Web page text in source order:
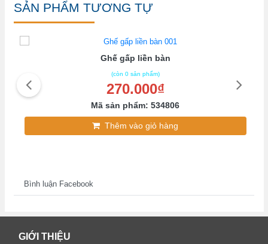
SẢN PHẨM TƯƠNG TỰ
Ghế gấp liền bàn
(còn 0 sản phẩm)
270.000₫
Mã sản phẩm: 534806
Thêm vào giỏ hàng
Bình luận Facebook
GIỚI THIỆU